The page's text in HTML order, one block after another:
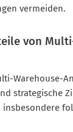
vermeiden.
von
Warehouse-
strategische